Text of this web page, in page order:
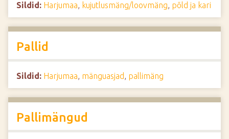
Sildid: Harjumaa, kujutlusmäng/loovmäng, põld ja kari
Pallid
Sildid: Harjumaa, mänguasjad, pallimäng
Pallimängud